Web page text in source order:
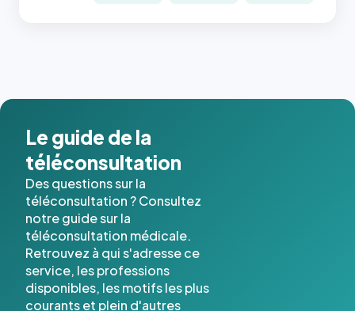
Le guide de la
téléconsultation
Des questions sur la
téléconsultation ? Consultez
notre guide sur la
téléconsultation médicale.
Retrouvez à qui s'adresse ce
service, les professions
disponibles, les motifs les plus
courants et plein d'autres